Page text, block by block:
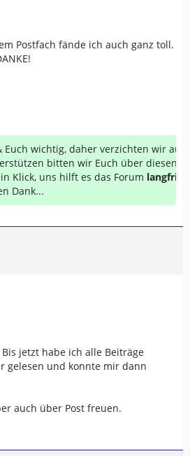
Postfach fände ich auch ganz toll.
Euch wichtig, daher verzichten wir auf
bitten wir Euch über diesen
Klick, uns hilft es das Forum
Dank...
jetzt habe ich alle Beiträge
gelesen und konnte mir dann
auch über Post freuen.